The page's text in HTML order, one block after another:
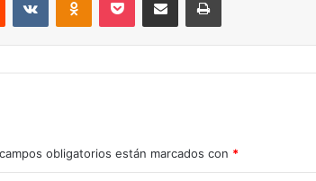
obligatorios están marcados con *